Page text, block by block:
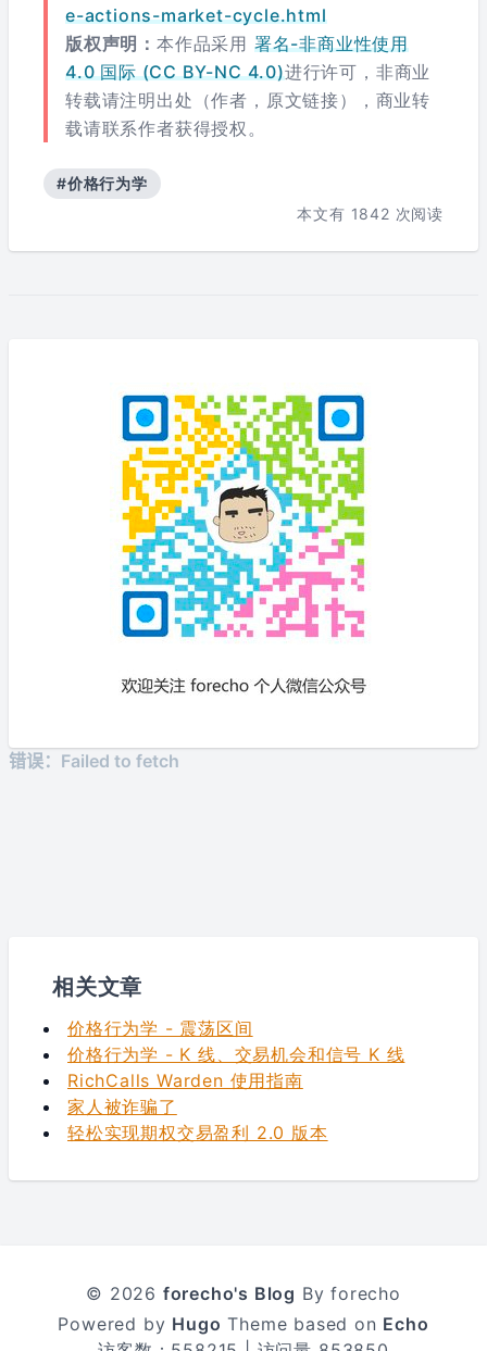
e-actions-market-cycle.html
版权声明： 本作品采用 署名-非商业性使用
4.0 国际 (CC BY-NC 4.0)进行许可，非商业
转载请注明出处（作者，原文链接），商业转
载请联系作者获得授权。
#价格行为学
本文有 1842 次阅读
相关文章
价格行为学 - 震荡区间
价格行为学 - K 线、交易机会和信号 K 线
RichCalls Warden 使用指南
家人被诈骗了
轻松实现期权交易盈利 2.0 版本
© 2026 forecho's Blog By forecho
Powered by Hugo Theme based on Echo